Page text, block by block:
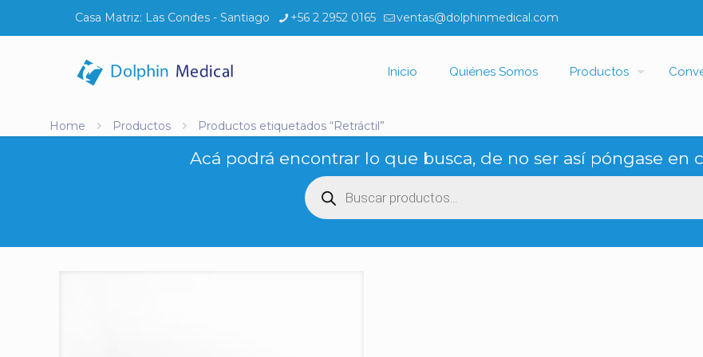
Casa Matriz: Las Condes - Santiago +56 2 2952 0165 ventas@dolphinmedical.com
Inicio Quiénes Somos Productos
Home Productos Productos etiquetados “Retráctil”
Acá podrá encontrar lo que busca, de no ser así póngase en
Búsqueda
de
productos